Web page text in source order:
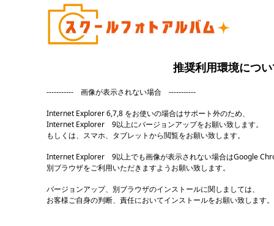
推奨利用環境につ
----------- 画像が表示されない場合 -----------
Internet Explorer 6,7,8 をお使いの場合はサポート外のため、
Internet Explorer 9以上にバージョンアップをお願い致します。
もしくは、スマホ、タブレットから閲覧をお願い致します。
Internet Explorer 9以上でも画像が表示されない場合はGoogle
別ブラウザをご利用いただきますようお願い致します。
バージョンアップ、別ブラウザのインストールに関しましては、
お客様ご自身の判断、責任においてインストールをお願い致します。